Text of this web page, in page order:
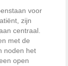
voor
zijn
centraal.
met de
noden het
open